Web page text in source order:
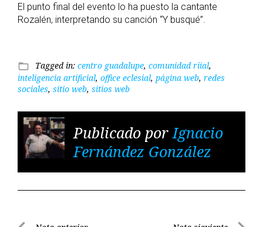
El punto final del evento lo ha puesto la cantante
Rozalén, interpretando su canción “Y busqué”.
folder_open Tagged in: centro guadalupe, comunidad riial,
inteligencia artificial, office eclesial, página web, redes
sociales, sitio web, sitios web
Publicado porIgnacio
Fernández González